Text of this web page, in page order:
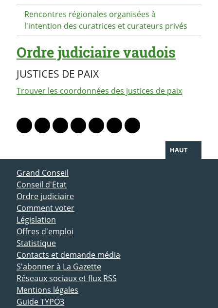
Rencontres régionales organisées à
l'intention des curatrices et curateurs privés
Ordre judiciaire vaudois
JUSTICES DE PAIX
Trouver les coordonnées des justices de paix
Lien vers le profil Mastodon
Lien vers le profil Bluesky
Lien vers le profil Instagram
Lien vers le profil Linkedin
Lien vers le profil Facebook
Lien vers le profil Twitter
Partager par WhatsApp
HAUT
ACCÈS DIRECT
Grand Conseil
Conseil d'Etat
Ordre judiciaire
Comment voter
Législation
Offres d'emploi
Statistique
Contacts et demande média
S'abonner à La Gazette
Réseaux sociaux et flux RSS
Mentions légales
Guide TYPO3